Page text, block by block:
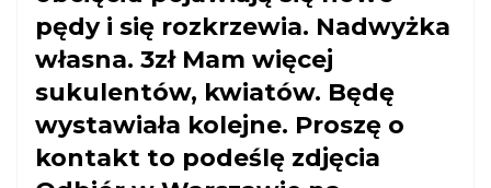
pędy i się rozkrzewia. Nadwyżka
własna. 3zł Mam więcej
sukulentów, kwiatów. Będę
wystawiała kolejne. Proszę o
kontakt to podeślę zdjęcia